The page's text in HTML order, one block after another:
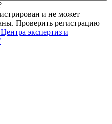
и не может
Проверить регистрацию
экспертиз и